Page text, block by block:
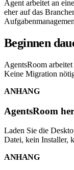
Agent arbeitet an
eher auf das
Beginnen
AgentsRoom
Keine Migration
ANHANG
AgentsRoom
Laden Sie die
Datei, kein Installer,
ANHANG